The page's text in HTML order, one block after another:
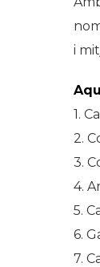
i
1.
2.
3.
4.
5.
6.
7.